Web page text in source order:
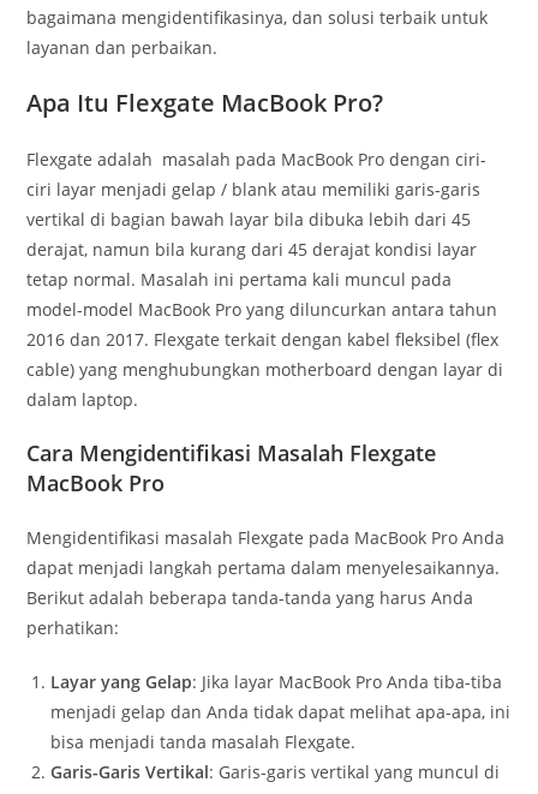
bagaimana mengidentifikasinya, dan solusi terbaik untuk
layanan dan perbaikan.
Apa Itu Flexgate MacBook Pro?
Flexgate adalah masalah pada MacBook Pro dengan ciri-
ciri layar menjadi gelap / blank atau memiliki garis-garis
vertikal di bagian bawah layar bila dibuka lebih dari 45
derajat, namun bila kurang dari 45 derajat kondisi layar
tetap normal. Masalah ini pertama kali muncul pada
model-model MacBook Pro yang diluncurkan antara tahun
2016 dan 2017. Flexgate terkait dengan kabel fleksibel (flex
cable) yang menghubungkan motherboard dengan layar di
dalam laptop.
Cara Mengidentifikasi Masalah Flexgate
MacBook Pro
Mengidentifikasi masalah Flexgate pada MacBook Pro Anda
dapat menjadi langkah pertama dalam menyelesaikannya.
Berikut adalah beberapa tanda-tanda yang harus Anda
perhatikan:
Layar yang Gelap: Jika layar MacBook Pro Anda tiba-tiba
menjadi gelap dan Anda tidak dapat melihat apa-apa, ini
bisa menjadi tanda masalah Flexgate.
Garis-Garis Vertikal: Garis-garis vertikal yang muncul di